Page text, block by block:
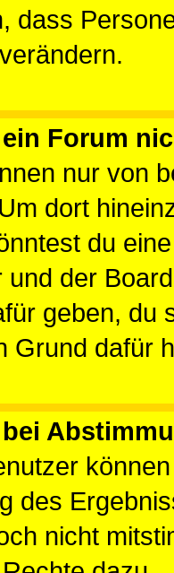
dass
Forum
nur von
dort
du
der
geben, du
Grund dafür
des
nicht